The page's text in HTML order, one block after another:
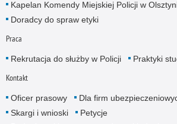
Kapelan Komendy Miejskiej Policji w
Doradcy do spraw etyki
Praca
Rekrutacja do służby w Policji Praktyki
Kontakt
Oficer prasowy Dla firm
Skargi i wnioski
Petycje